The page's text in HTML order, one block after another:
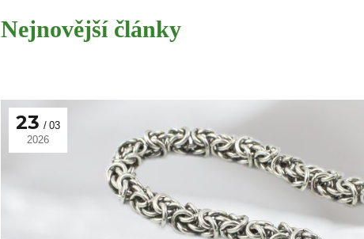
Nejnovější články
23
03
2026